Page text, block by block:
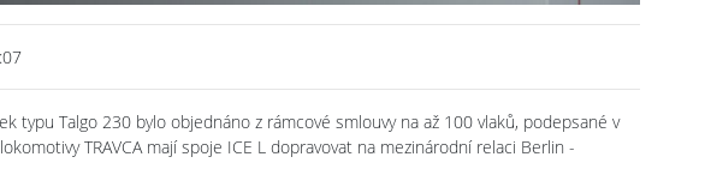
typu Talgo 230 bylo objednáno z rámcové smlouvy na až 100 vlaků, podepsané v
TRAVCA mají spoje ICE L dopravovat na mezinárodní relaci Berlin -